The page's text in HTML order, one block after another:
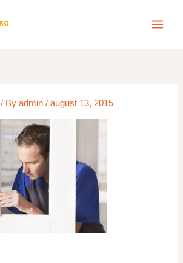
/ Byadmin/august 13, 2015